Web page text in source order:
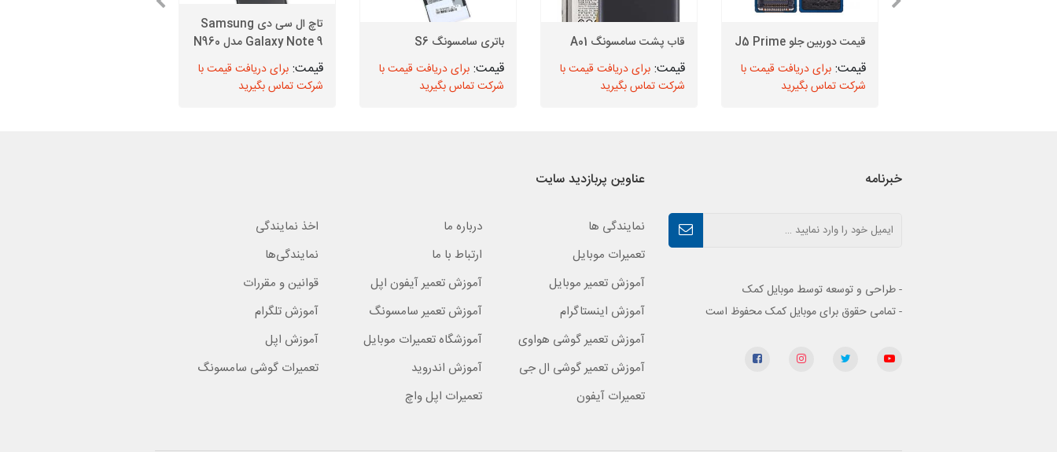
قیمت دوربین جلو J5 Prime
برای دریافت قیمت با
شرکت تماس بگیرید
قاب پشت سامسونگ A01
برای دریافت قیمت با
شرکت تماس بگیرید
باتری سامسونگ S6
برای دریافت قیمت با
شرکت تماس بگیرید
تاچ ال سی دی Samsung
Galaxy Note 9 مدل N960
برای دریافت قیمت با
شرکت تماس بگیرید
خبرنامه
- طراحی و توسعه توسط موبایل کمک
- تمامی حقوق برای موبایل کمک محفوظ است
عناوین پربازدید سایت
نمایندگی ها درباره ما
اخذ نمایندگی
تعمیرات موبایل
ارتباط با ما
نمایندگی‌ها
آموزش تعمیر موبایل
آموزش تعمیر آیفون اپل
قوانین و مقررات
آموزش اینستاگرام
آموزش تعمیر سامسونگ
آموزش تلگرام
آموزش تعمیر گوشی هواوی
آموزشگاه تعمیرات موبایل
آموزش اپل
آموزش تعمیر گوشی ال جی
آموزش اندروید
تعمیرات گوشی سامسونگ
تعمیرات آیفون
تعمیرات اپل واچ